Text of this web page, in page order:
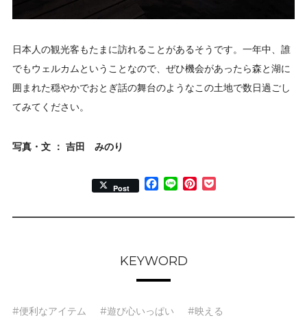
日本人の観光客もたまに訪れることがあるそうです。一年中、誰
でもウェルカムということなので、ぜひ機会があったら森と湖に
囲まれた穏やかでおとぎ話の舞台のようなこの土地で数日過ごし
てみてください。
写真・文 ： 吉田 みのり
Post Facebook
Line Pinterest
KEYWORD
#便利なアイテム #遊び心いっぱい
#映える